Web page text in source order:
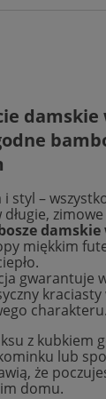
damskie
i styl –
miękkim
gwarantuje
charakteru.
z kubkiem
lub
że
domu.